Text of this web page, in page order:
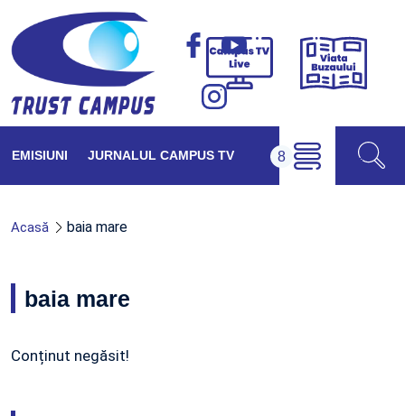
Campus
Viața
EMISIUNI JURNALUL CAMPUS TV
Acasă baia mare
baia mare
Conținut negăsit!